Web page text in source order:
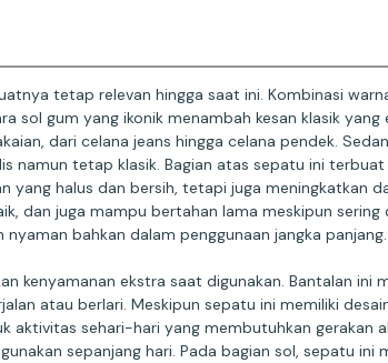
tetap relevan hingga saat ini. Kombinasi
gum yang ikonik menambah kesan klasik yang
dari celana jeans hingga celana pendek.
namun tetap klasik. Bagian atas sepatu ini
yang halus dan bersih, tetapi juga meningkatkan
dan juga mampu bertahan lama meskipun sering
bahkan dalam penggunaan jangka panjang.
kenyamanan ekstra saat digunakan. Bantalan ini
atau berlari. Meskipun sepatu ini memiliki
aktivitas sehari-hari yang membutuhkan gerakan
sepanjang hari. Pada bagian sol, sepatu ini